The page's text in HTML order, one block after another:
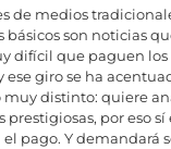
de medios
son noticias
difícil que paguen
giro se ha
distinto: quiere
por eso
pago. Y demandará